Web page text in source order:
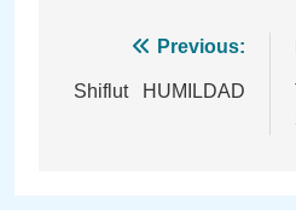
Navegación
de
Previous:
Shiflut HUMILDAD